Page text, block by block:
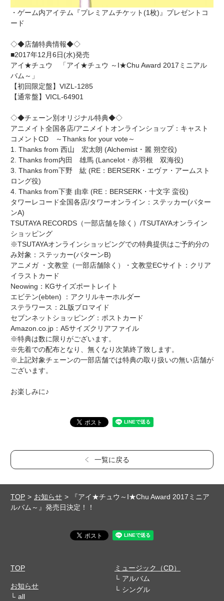
・ゲーム内アイテム『プレミアムチケット(1枚)』プレゼントコ
ード
◇◆店舗特典情報◆◇
■2017年12月6日(水)発売
アイ★チュウ 「アイ★チュウ ～I★Chu Award 2017ミニアル
バム～」
【初回限定盤】VIZL-1285
【通常盤】VICL-64901
◇◆チェーン別オリジナル特典◆◇
アニメイト全国各店/アニメイトオンラインショップ：キャスト
コメントCD ～Thanks for your vote～
1. Thanks from 西山 宏太朗 (Alchemist・麗 朔空役)
2. Thanks from内田 雄馬 (Lancelot・赤羽根 双海役)
3. Thanks from下野 紘 (RE：BERSERK・エヴァ・アームスト
ロング役)
4. Thanks from下妻 由幸 (RE：BERSERK・十文字 蛮役)
タワーレコード全国各店/タワーオンライン：ステッカー(パター
ンA)
TSUTAYA RECORDS（一部店舗を除く）/TSUTAYAオンライン
ショッピング
※TSUTAYAオンラインショッピングでの特典提供はご予約分の
み対象：ステッカー(パターンB)
アニメガ ・文教堂（一部店舗除く）・文教堂ECサイト：クリア
イラストカード
Neowing：KGサイズポートレイト
エビテン(ebten) ：アクリルキーホルダー
ステラワース：2L版ブロマイド
セブンネットショッピング：ポストカード
Amazon.co.jp：A5サイズクリアファイル
※特典は数に限りがございます。
※先着での配布となり、無くなり次第終了致します。
※上記対象チェーンの一部店舗では特典の取り扱いの無い店舗が
ございます。
お楽しみに♪
一覧に戻る
TOP お知らせ
『アイ★チュウ～I★Chu Award 2017ミニア
ルバム～』発売日決定！！
TOP
お知らせ
all
ミュージック（CD）
アルバム
シングル